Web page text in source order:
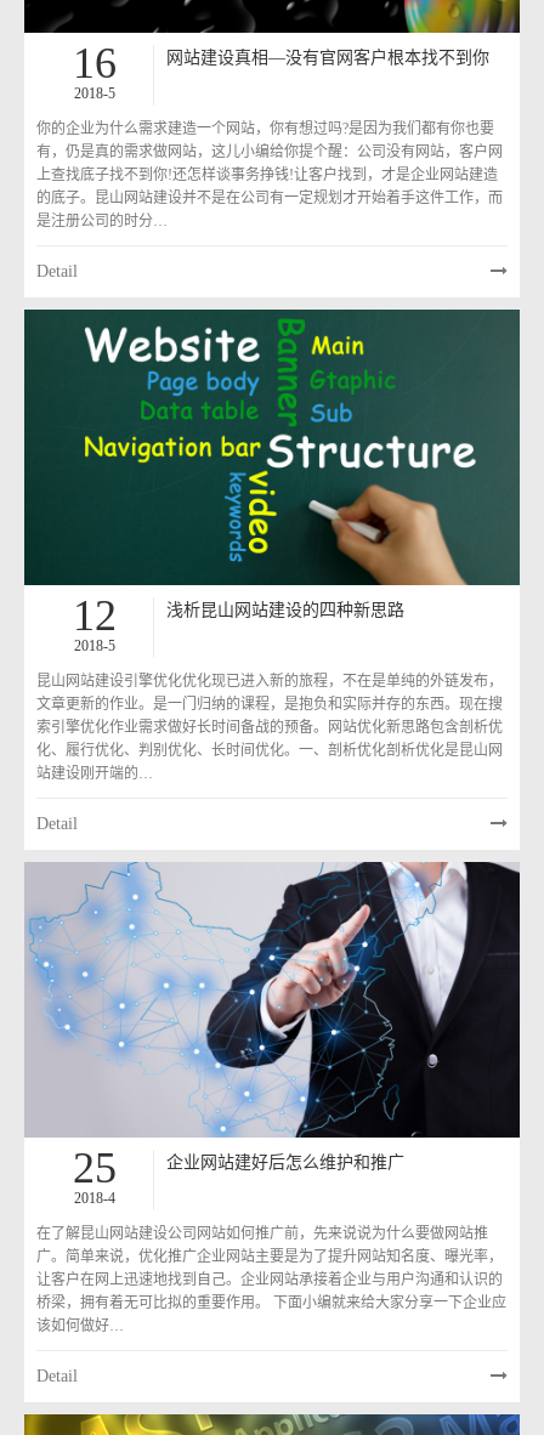
16
2018-5
网站建设真相—没有官网客户根本找不到你
你的企业为什么需求建造一个网站，你有想过吗?是因为我们都有你也要
有，仍是真的需求做网站，这儿小编给你提个醒：公司没有网站，客户网
上查找底子找不到你!还怎样谈事务挣钱!让客户找到，才是企业网站建造
的底子。昆山网站建设并不是在公司有一定规划才开始着手这件工作，而
是注册公司的时分…
Detail
12
2018-5
浅析昆山网站建设的四种新思路
昆山网站建设引擎优化优化现已进入新的旅程，不在是单纯的外链发布，
文章更新的作业。是一门归纳的课程，是抱负和实际并存的东西。现在搜
索引擎优化作业需求做好长时间备战的预备。网站优化新思路包含剖析优
化、履行优化、判别优化、长时间优化。一、剖析优化剖析优化是昆山网
站建设刚开端的…
Detail
25
2018-4
企业网站建好后怎么维护和推广
在了解昆山网站建设公司网站如何推广前，先来说说为什么要做网站推
广。简单来说，优化推广企业网站主要是为了提升网站知名度、曝光率，
让客户在网上迅速地找到自己。企业网站承接着企业与用户沟通和认识的
桥梁，拥有着无可比拟的重要作用。 下面小编就来给大家分享一下企业应
该如何做好…
Detail